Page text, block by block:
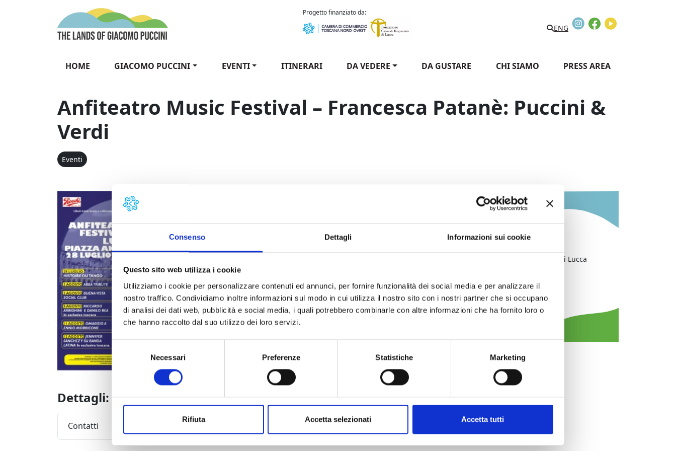
Consenso Dettagli Informazioni sui cookie
Questo sito web utilizza i cookie
Utilizziamo i cookie per personalizzare contenuti ed annunci, per fornire funzionalità dei social media e per analizzare il
nostro traffico. Condividiamo inoltre informazioni sul modo in cui utilizza il nostro sito con i nostri partner che si occupano
di analisi dei dati web, pubblicità e social media, i quali potrebbero combinarle con altre informazioni che ha fornito loro o
che hanno raccolto dal suo utilizzo dei loro servizi.
del
consenso
Necessari Preferenze Statistiche Marketing
Rifiuta Accetta selezionati Accetta tutti
Progetto finanziato da:
Search
ENG
InstagramFacebook
HOME GIACOMO PUCCINI EVENTI ITINERARI DA VEDERE DA GUSTARE CHI SIAMO PRESS AREA
Anfiteatro Music Festival – Francesca Patanè: Puccini &
Verdi
Eventi
Anfiteatro Music Festival - Francesca Patanè: Puccini & Verdi / Anfiteatro Music Festival - Puccini & Verdi
arie e duetti dai capolavori dei due maggiori operisti italiani.
Orchestra Sinfonica del “Puccini e la sua Lucca” Festival.
Direzione di Massimo Morelli.
Il concerto inizia alle 21.30.
Il biglietto costa 10 euro.
Dettagli:
Contatti
Informazioni:
Piana di Lucca
Comune:
Lucca
Tipologia evento:
musica